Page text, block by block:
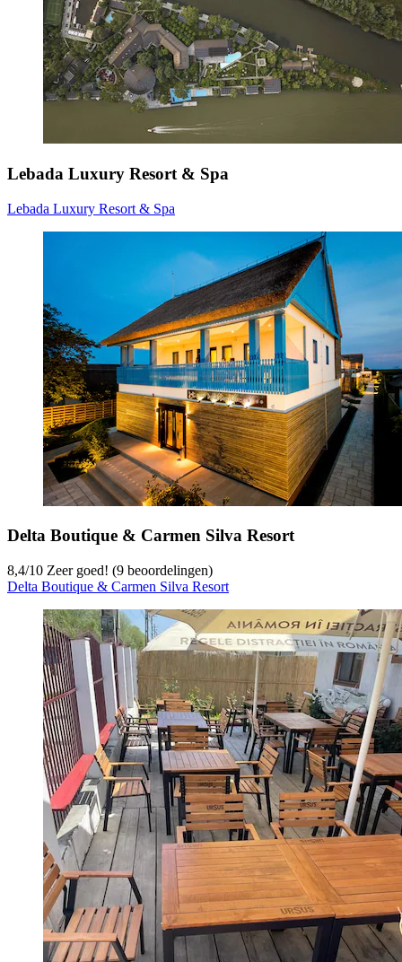
Lebada Luxury Resort & Spa
Lebada Luxury Resort & Spa
Delta Boutique & Carmen Silva Resort
8,4/10 Zeer goed! (9 beoordelingen)
Delta Boutique & Carmen Silva Resort